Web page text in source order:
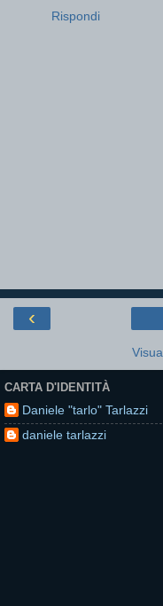
Rispondi
‹
CARTA D'IDENTITÀ
Daniele "tarlo" Tarlazzi
daniele tarlazzi